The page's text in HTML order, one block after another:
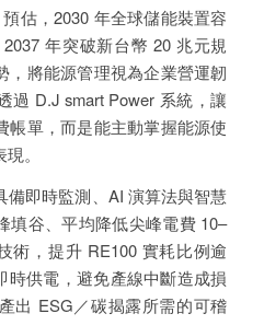
估，2030 年全球儲能裝置容
年突破新台幣 20 兆元規
，將能源管理視為企業營運韌
過 D.J smart Power 系統，讓
帳單，而是能主動掌握能源使
。
備即時監測、AI 演算法與智慧
填谷、平均降低尖峰電費 10–
術，提升 RE100 實耗比例逾
時供電，避免產線中斷造成損
出 ESG／碳揭露所需的可稽